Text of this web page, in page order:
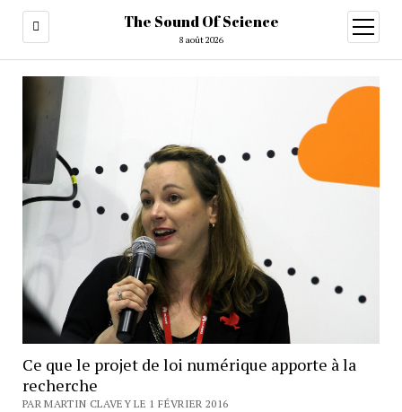
The Sound Of Science
8 août 2026
ouvrir
menu
Ce que le projet de loi numérique apporte à la
recherche
PAR MARTIN CLAVEY LE 1 FÉVRIER 2016